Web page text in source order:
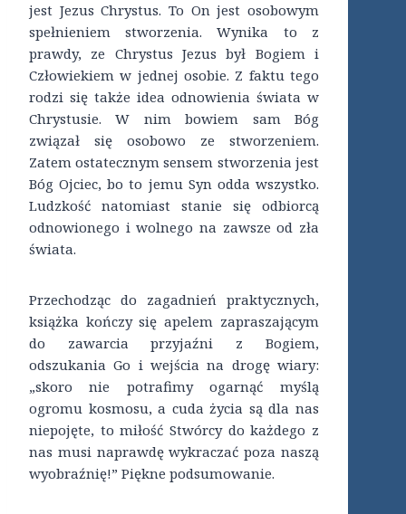
jest Jezus Chrystus. To On jest osobowym
spełnieniem stworzenia. Wynika to z
prawdy, ze Chrystus Jezus był Bogiem i
Człowiekiem w jednej osobie. Z faktu tego
rodzi się także idea odnowienia świata w
Chrystusie. W nim bowiem sam Bóg
związał się osobowo ze stworzeniem.
Zatem ostatecznym sensem stworzenia jest
Bóg Ojciec, bo to jemu Syn odda wszystko.
Ludzkość natomiast stanie się odbiorcą
odnowionego i wolnego na zawsze od zła
świata.
Przechodząc do zagadnień praktycznych,
książka kończy się apelem zapraszającym
do zawarcia przyjaźni z Bogiem,
odszukania Go i wejścia na drogę wiary:
„skoro nie potrafimy ogarnąć myślą
ogromu kosmosu, a cuda życia są dla nas
niepojęte, to miłość Stwórcy do każdego z
nas musi naprawdę wykraczać poza naszą
wyobraźnię!” Piękne podsumowanie.